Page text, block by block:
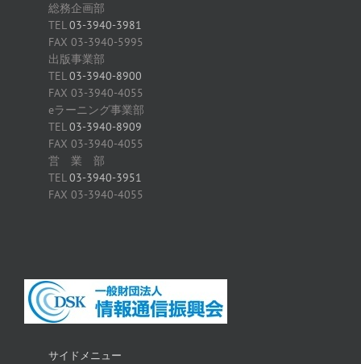
総務企画部
TEL03-3940-3981
FAX 03-3940-5995
出版事業部
TEL03-3940-8900
FAX 03-3940-4055
eラーニング事業部
TEL03-3940-8909
FAX 03-3940-4055
営 業 部
TEL03-3940-3951
FAX 03-3940-4055
サイドメニュー